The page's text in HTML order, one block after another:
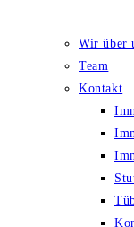
Wir über
Team
Kontakt